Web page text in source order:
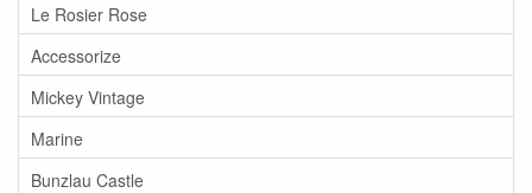
Le Rosier Rose
Accessorize
Mickey Vintage
Marine
Bunzlau Castle